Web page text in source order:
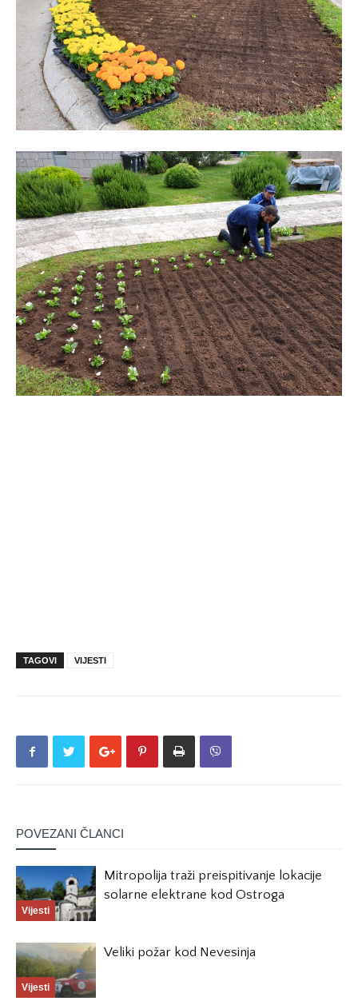
TAGOVI VIJESTI
POVEZANI ČLANCI
Vijesti
Mitropolija traži preispitivanje lokacije
solarne elektrane kod Ostroga
Vijesti
Veliki požar kod Nevesinja